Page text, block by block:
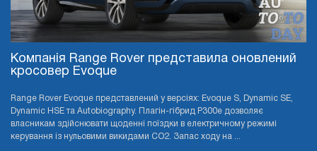
Компанія Range Rover представила оновлений
кросовер Evoque
Range Rover Evoque представлений у версіях: Evoque S, Dynamic SE,
Dynamic HSE та Autobiography. Плагін-гібрид P300e дозволяє
власникам здійснювати щоденні поїздки в електричному режимі
керування із нульовими викидами CO2. Запас ходу на ...